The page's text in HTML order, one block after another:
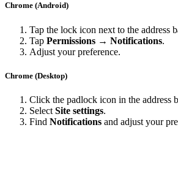
Chrome (Android)
Tap the lock icon next to the address
Tap Permissions → Notifications.
Adjust your preference.
Chrome (Desktop)
Click the padlock icon in the address
Select Site settings.
Find Notifications and adjust your